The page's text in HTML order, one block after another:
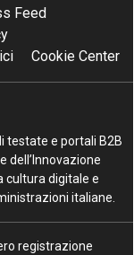
Feed
Cookie Center
testate e portali B2B
dell’Innovazione
cultura digitale e
italiane.
registrazione